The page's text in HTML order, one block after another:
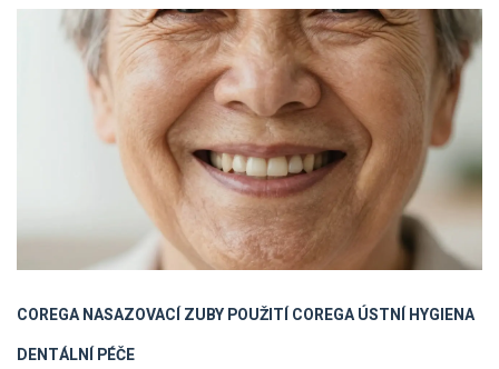
COREGANASAZOVACÍ ZUBYPOUŽITÍ COREGAÚSTNÍ HYGIENA
DENTÁLNÍ PÉČE